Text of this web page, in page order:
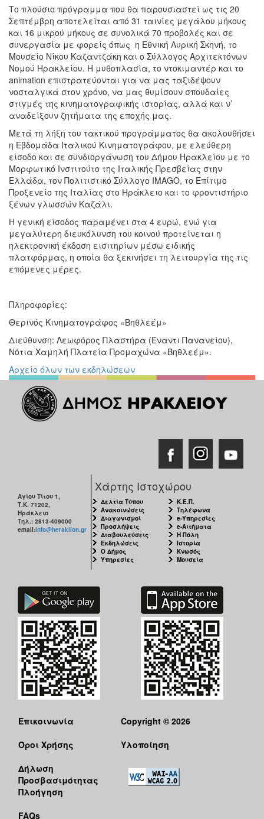
ΑΝΘΕΚΤΙΚΗ
ΠΟΛΗ
Το πλούσιο πρόγραμμα που θα παρουσιαστεί ως τις 20
Σεπτέμβρη αποτελείται από 31 ταινίες μεγάλου μήκους
και 16 μικρού μήκους σε συνολικά 70 προβολές και σε
συνεργασία με φορείς όπως η Εθνική Λυρική Σκηνή, το
Μουσείο Νίκου Καζαντζάκη και ο Σύλλογος Αρχιτεκτόνων
Νομού Ηρακλείου. Η μυθοπλασία, το ντοκιμαντέρ και το
animation επιστρατεύονται για να μας ταξιδέψουν
νοσταλγικά στον χρόνο, να μας θυμίσουν σπουδαίες
στιγμές της κινηματογραφικής ιστορίας, αλλά και ν’
αναδείξουν ζητήματα της εποχής μας.
Μετά τη λήξη του τακτικού προγράμματος θα ακολουθήσει
η Εβδομάδα Ιταλικού Κινηματογράφου, με ελεύθερη
είσοδο και σε συνδιοργάνωση του Δήμου Ηρακλείου με το
Μορφωτικό Ινστιτούτο της Ιταλικής Πρεσβείας στην
Ελλάδα, τον Πολιτιστικό Σύλλογο IMAGO, το Επίτιμο
Προξενείο της Ιταλίας στο Ηράκλειο και το φροντιστήριο
ξένων γλωσσών Καζάλι.
Η γενική είσοδος παραμένει στα 4 ευρώ, ενώ για
μεγαλύτερη διευκόλυνση του κοινού προτείνεται η
ηλεκτρονική έκδοση εισιτηρίων μέσω ειδικής
πλατφόρμας, η οποία θα ξεκινήσει τη λειτουργία της τις
επόμενες μέρες.
Πληροφορίες:
Θερινός Κινηματογράφος «Βηθλεέμ»
Διεύθυνση: Λεωφόρος Πλαστήρα (Έναντι Πανανείου),
Νότια Χαμηλή Πλατεία Προμαχώνα «Βηθλεέμ».
Αρχείο όλων των εκδηλώσεων
Αγίου Τίτου 1,
Τ.Κ. 71202,
Ηράκλειο
Τηλ.: 2813-409000
email:info@heraklion.gr
Χάρτης Ιστοχώρου
Δελτία Τύπου
Ανακοινώσεις
Διαγωνισμοί
Προσλήψεις
Διαβουλεύσεις
Εκδηλώσεις
Ο Δήμος
Υπηρεσίες
Κ.Ε.Π.
Τηλέφωνα
e-Υπηρεσίες
e-Αιτήματα
Η Πόλη
Ιστορία
Κνωσός
Μουσεία
Επικοινωνία
Όροι Χρήσης
Δήλωση
Προσβασιμότητας
Πλοήγηση
FAQs
Copyright © 2026
Υλοποίηση